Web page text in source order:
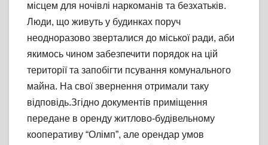
місцем для ночівлі наркоманів та безхатьків.
Люди, що живуть у будинках поруч
неодноразово зверталися до міської ради, аби
якимось чином забезпечити порядок на цій
території та запобігти псування комунального
майна. На свої звернення отримали таку
відповідь.Згідно документів приміщення
передане в оренду житлово-будівельному
кооперативу “Олімп”, але орендар умов